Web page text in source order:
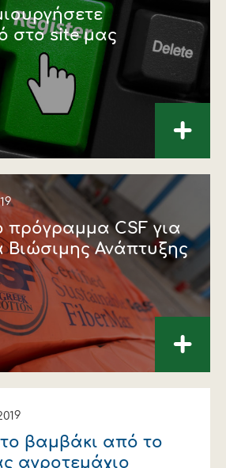
στο site μας
+
πρόγραμμα CSF για
Βιώσιμης Ανάπτυξης
+
βαμβάκι από το
αγροτεμάχιο